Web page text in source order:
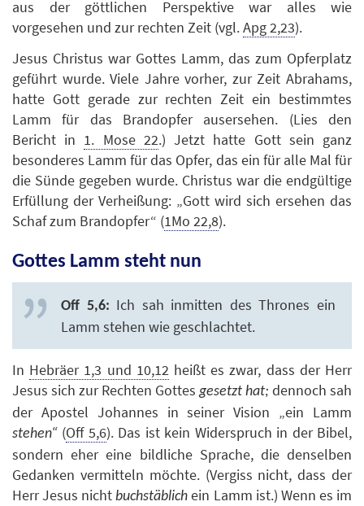
aus der göttlichen Perspektive war alles wie
vorgesehen und zur rechten Zeit (vgl.Apg 2,23).
Jesus Christus war Gottes Lamm, das zum Opferplatz
geführt wurde. Viele Jahre vorher, zur Zeit Abrahams,
hatte Gott gerade zur rechten Zeit ein bestimmtes
Lamm für das Brandopfer ausersehen. (Lies den
Bericht in 1. Mose 22.) Jetzt hatte Gott sein ganz
besonderes Lamm für das Opfer, das ein für alle Mal für
die Sünde gegeben wurde. Christus war die endgültige
Erfüllung der Verheißung: „Gott wird sich ersehen das
Schaf zum Brandopfer“ (1Mo 22,8).
Gottes Lamm steht nun
Off 5,6: Ich sah inmitten des Thrones ein
Lamm stehen wie geschlachtet.
In Hebräer 1,3 und 10,12heißt es zwar, dass der Herr
Jesus sich zur Rechten Gottes gesetzt hat; dennoch sah
der Apostel Johannes in seiner Vision „ein Lamm
stehen“ (Off 5,6). Das ist kein Widerspruch in der Bibel,
sondern eher eine bildliche Sprache, die denselben
Gedanken vermitteln möchte. (Vergiss nicht, dass der
Herr Jesus nichtbuchstäblich ein Lamm ist.) Wenn es im